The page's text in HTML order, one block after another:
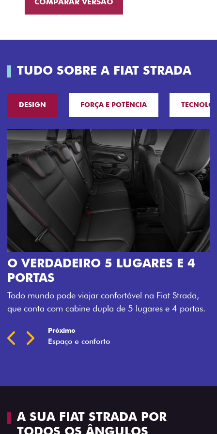
TUDO SOBRE A FIAT STRADA
DESIGN FORÇA E POTÊNCIA
O VERDADEIRO 5 LUGARES E 4
PORTAS
Todo mundo pode viajar confortável na Fiat Strada,
que conta com cabine dupla de 5 lugares e 4 portas.
PreviousNext
Próximo
Espaço e conforto
A SUA FIAT STRADA POR
TODOS OS ÂNGULOS